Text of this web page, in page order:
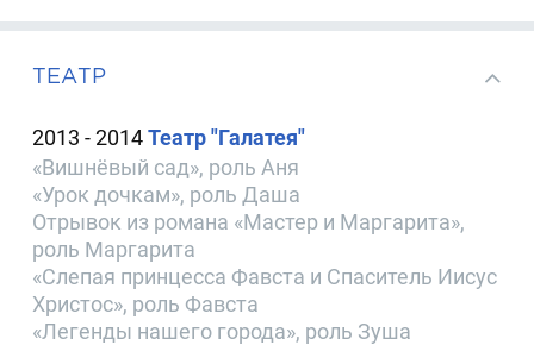
ТЕАТР
2013 - 2014Театр "Галатея"
«Вишнёвый сад», роль Аня
«Урок дочкам», роль Даша
Отрывок из романа «Мастер и Маргарита»,
роль Маргарита
«Слепая принцесса Фавста и Спаситель Иисус
Христос», роль Фавста
«Легенды нашего города», роль Зуша